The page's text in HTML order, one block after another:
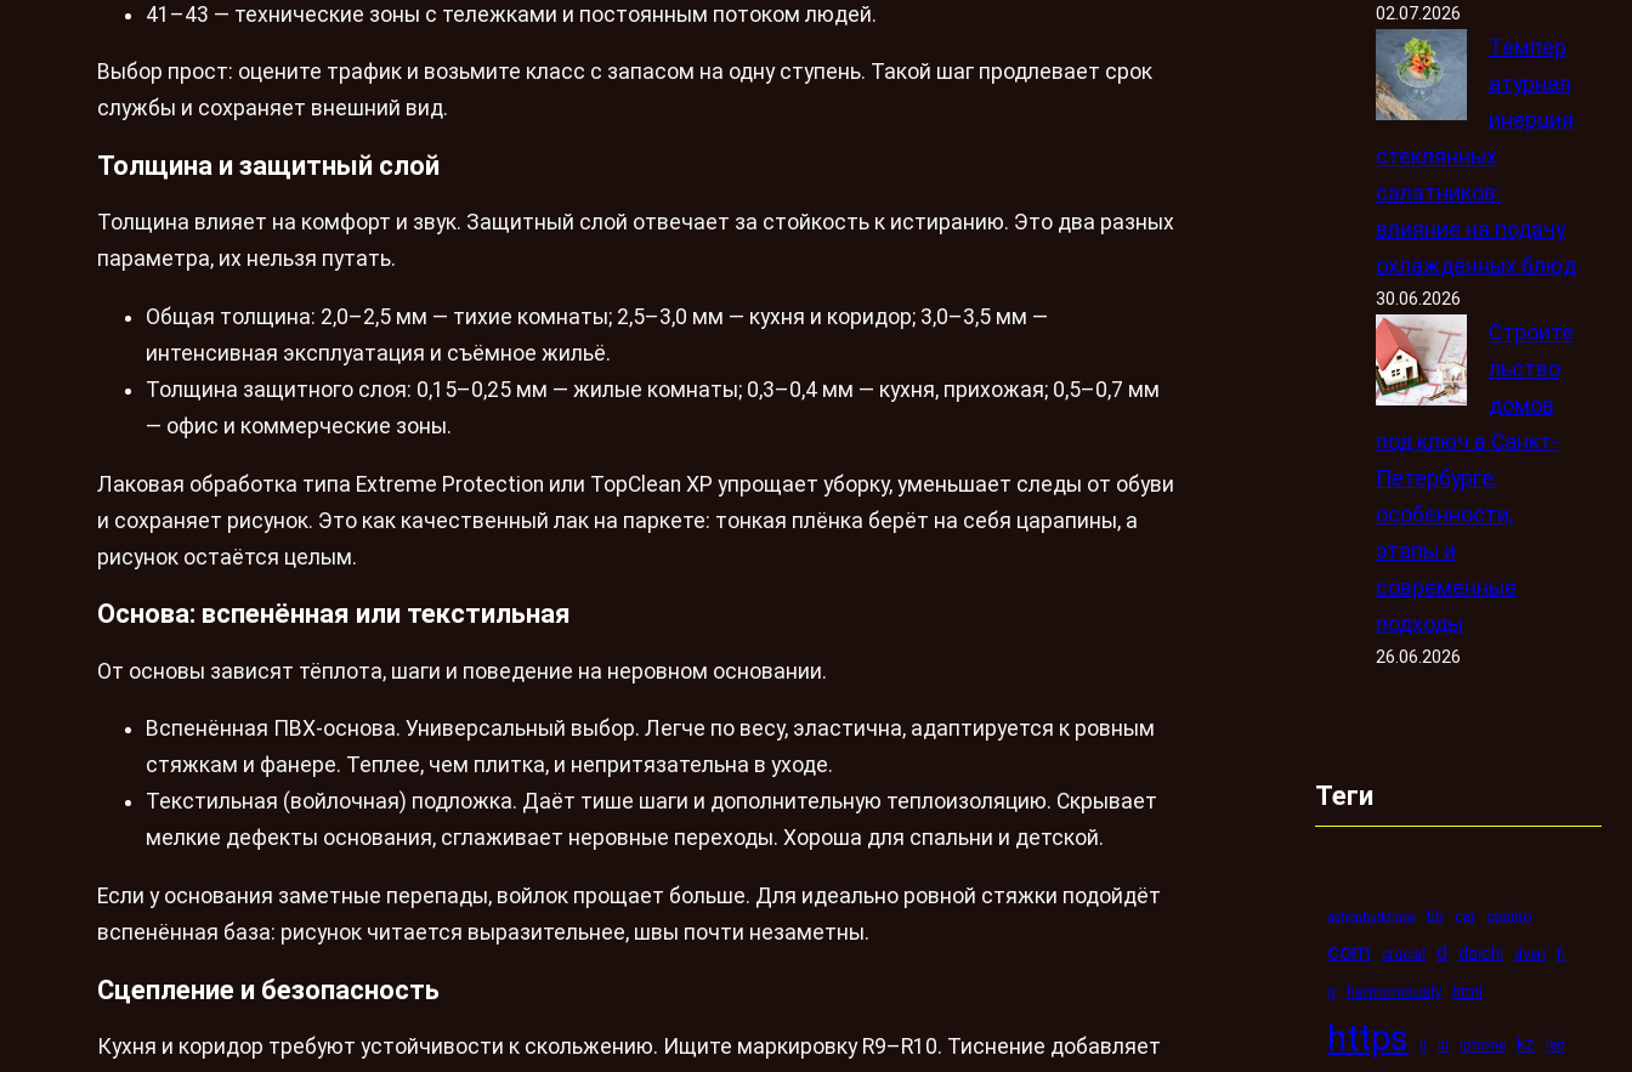
41–43 — технические зоны с тележками и постоянным потоком людей.
Выбор прост: оцените трафик и возьмите класс с запасом на одну ступень. Такой шаг продлевает срок
службы и сохраняет внешний вид.
Толщина и защитный слой
Толщина влияет на комфорт и звук. Защитный слой отвечает за стойкость к истиранию. Это два разных
параметра, их нельзя путать.
Общая толщина: 2,0–2,5 мм — тихие комнаты; 2,5–3,0 мм — кухня и коридор; 3,0–3,5 мм —
интенсивная эксплуатация и съёмное жильё.
Толщина защитного слоя: 0,15–0,25 мм — жилые комнаты; 0,3–0,4 мм — кухня, прихожая; 0,5–0,7 мм
— офис и коммерческие зоны.
Лаковая обработка типа Extreme Protection или TopClean XP упрощает уборку, уменьшает следы от обуви
и сохраняет рисунок. Это как качественный лак на паркете: тонкая плёнка берёт на себя царапины, а
рисунок остаётся целым.
Основа: вспенённая или текстильная
От основы зависят тёплота, шаги и поведение на неровном основании.
Вспенённая ПВХ‑основа. Универсальный выбор. Легче по весу, эластична, адаптируется к ровным
стяжкам и фанере. Теплее, чем плитка, и непритязательна в уходе.
Текстильная (войлочная) подложка. Даёт тише шаги и дополнительную теплоизоляцию. Скрывает
мелкие дефекты основания, сглаживает неровные переходы. Хороша для спальни и детской.
Если у основания заметные перепады, войлок прощает больше. Для идеально ровной стяжки подойдёт
вспенённая база: рисунок читается выразительнее, швы почти незаметны.
Сцепление и безопасность
Кухня и коридор требуют устойчивости к скольжению. Ищите маркировку R9–R10. Тиснение добавляет
02.07.2026
Темпер
атурная
инерция
стеклянных
салатников:
влияние на подачу
охлаждённых блюд
30.06.2026
Строите
льство
домов
под ключ в Санкт-
Петербурге:
особенности,
этапы и
современные
подходы
26.06.2026
Теги
astronbuildings bb car casino
com crucial d daichi dveri fi
g harmoniously html
https ii iii iphone kz led